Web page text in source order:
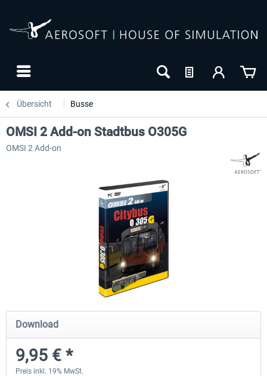
Übersicht Busse
OMSI 2 Add-on Valiant Citybus 7700
Hybrid
11,99 € *
OMSI 2 Add-on IVECO Bus-
OMSI 2 Add-on Stadtbus O305G
OMSI 2 Add-on
Download
9,95 € *
Preis inkl. 19% MwSt.